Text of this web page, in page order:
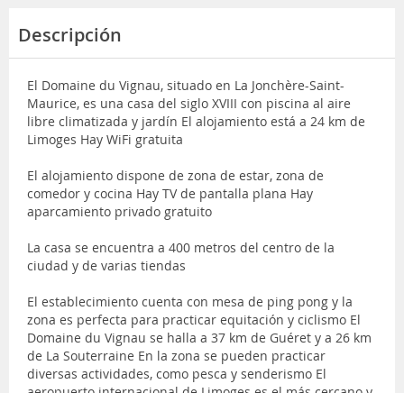
Descripción
El Domaine du Vignau, situado en La Jonchère-Saint-
Maurice, es una casa del siglo XVIII con piscina al aire
libre climatizada y jardín El alojamiento está a 24 km de
Limoges Hay WiFi gratuita
El alojamiento dispone de zona de estar, zona de
comedor y cocina Hay TV de pantalla plana Hay
aparcamiento privado gratuito
La casa se encuentra a 400 metros del centro de la
ciudad y de varias tiendas
El establecimiento cuenta con mesa de ping pong y la
zona es perfecta para practicar equitación y ciclismo El
Domaine du Vignau se halla a 37 km de Guéret y a 26 km
de La Souterraine En la zona se pueden practicar
diversas actividades, como pesca y senderismo El